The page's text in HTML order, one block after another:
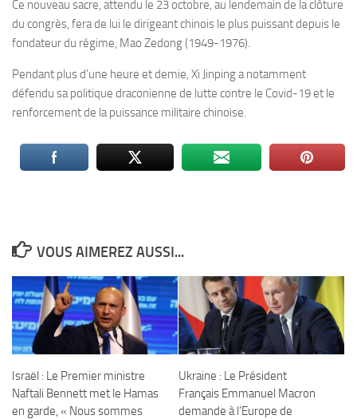
Ce nouveau sacre, attendu le 23 octobre, au lendemain de la clôture
du congrès, fera de lui le dirigeant chinois le plus puissant depuis le
fondateur du régime, Mao Zedong (1949-1976).
Pendant plus d’une heure et demie, Xi Jinping a notamment
défendu sa politique draconienne de lutte contre le Covid-19 et le
renforcement de la puissance militaire chinoise.
VOUS AIMEREZ AUSSI...
Israël : Le Premier ministre
Naftali Bennett met le Hamas
en garde, « Nous sommes
Ukraine : Le Président
Français Emmanuel Macron
demande à l’Europe de